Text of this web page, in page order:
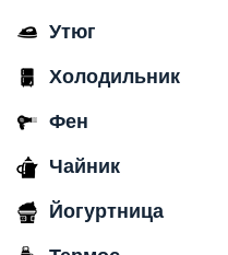
Утюг
Холодильник
Фен
Чайник
Йогуртница